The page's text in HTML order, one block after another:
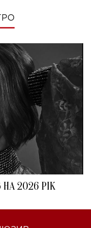
2026 РІК